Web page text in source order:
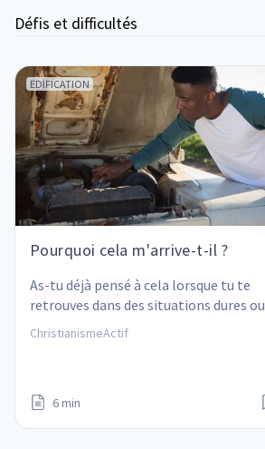
Défis et difficultés
EDIFICATION
Pourquoi cela m'arrive-t-il ?
As-tu déjà pensé à cela lorsque tu te
retrouves dans des situations dures ou
difficiles ?
ChristianismeActif
6 min